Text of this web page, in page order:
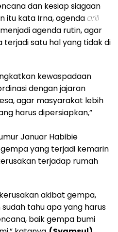
dan kesiap siagaan
itu kata Irna, agendadrill
agenda rutin, agar
satu hal yang tidak di
kewaspadaan
dengan jajaran
agar masyarakat lebih
harus dipersiapkan,”
Januar Habibie
yang terjadi kemarin
terjadap rumah
akibat gempa,
tahu apa yang harus
baik gempa bumi